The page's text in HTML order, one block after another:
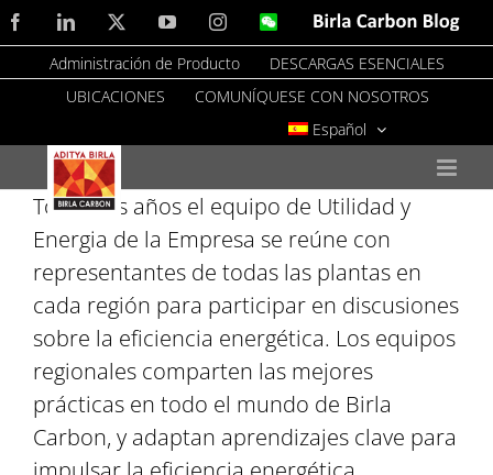
Skip
to
content
FacebookLinkedIn YouTubeInstagramWeChatBirla
Blog
Administración de Producto
DESCARGAS ESENCIALES
UBICACIONES
COMUNÍQUESE CON NOSOTROS
Español
Todos los años el equipo de Utilidad y
Energia de la Empresa se reúne con
representantes de todas las plantas en
cada región para participar en discusiones
sobre la eficiencia energética. Los equipos
regionales comparten las mejores
prácticas en todo el mundo de Birla
Carbon, y adaptan aprendizajes clave para